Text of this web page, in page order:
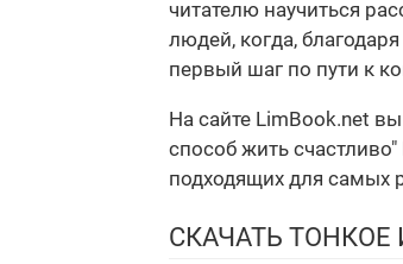
читателю научиться
людей, когда,
первый шаг по пути к
На сайте LimBook.net
способ жить
подходящих для самых
СКАЧАТЬ